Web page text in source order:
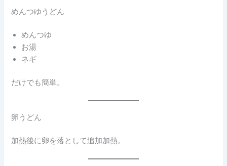
めんつゆうどん
めんつゆ
お湯
ネギ
だけでも簡単。
卵うどん
加熱後に卵を落として追加加熱。